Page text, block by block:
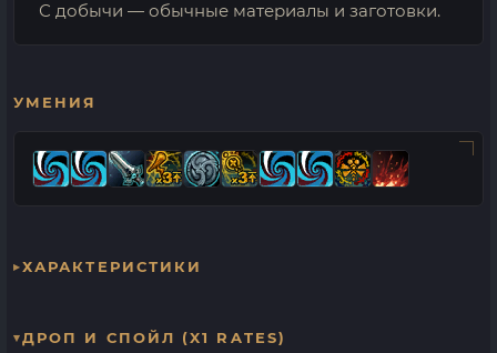
С добычи — обычные материалы и заготовки.
УМЕНИЯ
ХАРАКТЕРИСТИКИ
ДРОП И СПОЙЛ (X1 RATES)